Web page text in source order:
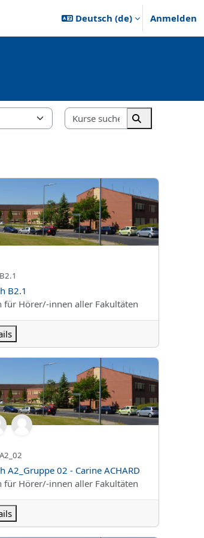
Deutsch ‎(de)‎ Anmelden
Kurse suchen
Kurse suchen
B2.1
für Hörer/-innen aller Fakultäten
02 - Carine ACHARD
A2_Gruppe 02 - Carine ACHARD
für Hörer/-innen aller Fakultäten